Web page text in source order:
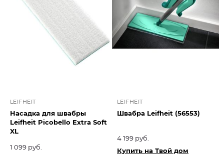
LEIFHEIT
Насадка для швабры
Leifheit Picobello Extra Soft
XL
1 099 руб.
LEIFHEIT
Швабра Leifheit (56553)
4 199 руб.
Купить на Твой дом